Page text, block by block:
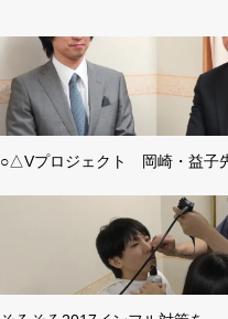
○△Vプロジェクト 岡崎・益子